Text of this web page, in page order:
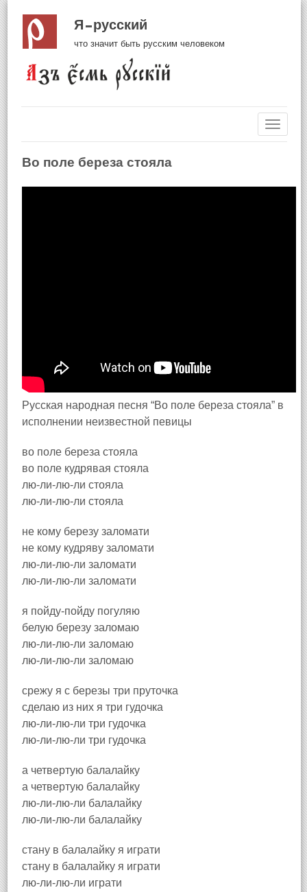
Я русский
что значит быть русским человеком
Во поле береза стояла
Русская народная песня “Во поле береза стояла” в
исполнении неизвестной певицы
во поле береза стояла
во поле кудрявая стояла
лю-ли-лю-ли стояла
лю-ли-лю-ли стояла
не кому березу заломати
не кому кудряву заломати
лю-ли-лю-ли заломати
лю-ли-лю-ли заломати
я пойду-пойду погуляю
белую березу заломаю
лю-ли-лю-ли заломаю
лю-ли-лю-ли заломаю
срежу я с березы три пруточка
сделаю из них я три гудочка
лю-ли-лю-ли три гудочка
лю-ли-лю-ли три гудочка
а четвертую балалайку
а четвертую балалайку
лю-ли-лю-ли балалайку
лю-ли-лю-ли балалайку
стану в балалайку я играти
стану в балалайку я играти
лю-ли-лю-ли играти